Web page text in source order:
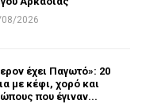
2026
έχει Παγωτό»: 20
με κέφι, χορό και
που έγιναν...